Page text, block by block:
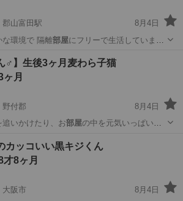
郡山富田駅
8月4日
環境で 隔離部屋にフリーで生活していま
富田駅 性格
♂】生後3ヶ月麦わら子猫
ヶ月
野付郡
8月4日
いかけたり、お部屋の中を元気いっぱい駆
ワクチン
カッコいい黒キジくん
才8ヶ月
大阪市
8月4日